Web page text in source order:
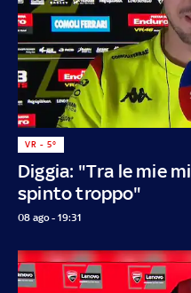
Diggia: "Tra le mie
spinto troppo"
VR - 5°
08 ago - 19:31